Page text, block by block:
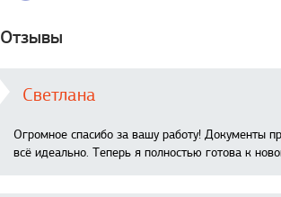
Отзывы
Светлана
Огромное спасибо за вашу работу! Документы
всё идеально. Теперь я полностью готова к